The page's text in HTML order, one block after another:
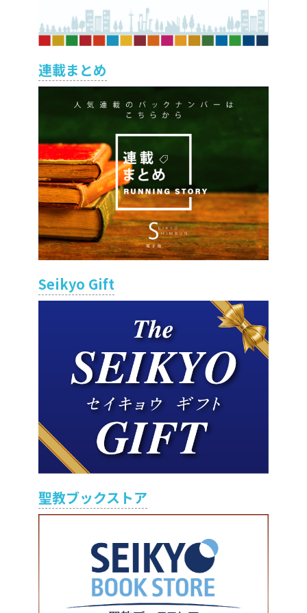
連載まとめ
Seikyo Gift
聖教ブックストア